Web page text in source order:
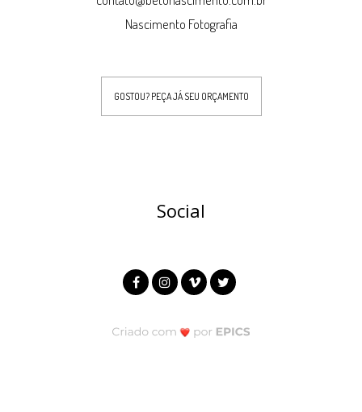
Nascimento Fotografia
GOSTOU? PEÇA JÁ SEU ORÇAMENTO
Social